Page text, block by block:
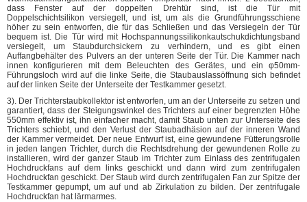
dass Fenster auf der doppelten Drehtür sind, ist die Tür mit
Doppelschichtsilikon versiegelt, und ist, um als die Grundführungsschiene
höher zu sein entworfen, die für das Schließen und das Versiegeln der Tür
bequem ist. Die Tür wird mit Hochspannungssilikonkautschukdichtungsband
versiegelt, um Staubdurchsickern zu verhindern, und es gibt einen
Auffangbehälter des Pulvers an der unteren Seite der Tür. Die Kammer nach
innen konfigurieren mit dem Beleuchten des Gerätes, und ein φ50mm-
Führungsloch wird auf die linke Seite, die Staubauslassöffnung sich befindet
auf der linken Seite der Unterseite der Testkammer gesetzt.
3). Der Trichterstaubkollektor ist entworfen, um an der Unterseite zu setzen und
garantiert, dass der Steigungswinkel des Trichters auf einer begrenzten Höhe
550mm effektiv ist, ihn einfacher macht, damit Staub unten zur Unterseite des
Trichters schiebt, und den Verlust der Staubadhäsion auf der inneren Wand
der Kammer vermeidet. Der neue Entwurf ist, eine gewundene Fütterungsrolle
in jeden langen Trichter, durch die Rechtsdrehung der gewundenen Rolle zu
installieren, wird der ganzer Staub im Trichter zum Einlass des zentrifugalen
Hochdruckfans auf dem links geschickt und dann wird zum zentrifugalen
Hochdruckfan geschickt. Der Staub wird durch zentrifugalen Fan zur Spitze der
Testkammer gepumpt, um auf und ab Zirkulation zu bilden. Der zentrifugale
Hochdruckfan hat lärmarmes.